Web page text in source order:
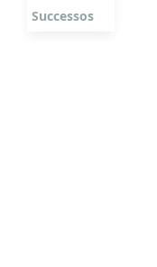
Successos